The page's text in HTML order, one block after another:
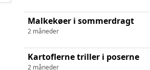
Malkekøer i sommerdragt
2 måneder
Kartoflerne triller i poserne
2 måneder